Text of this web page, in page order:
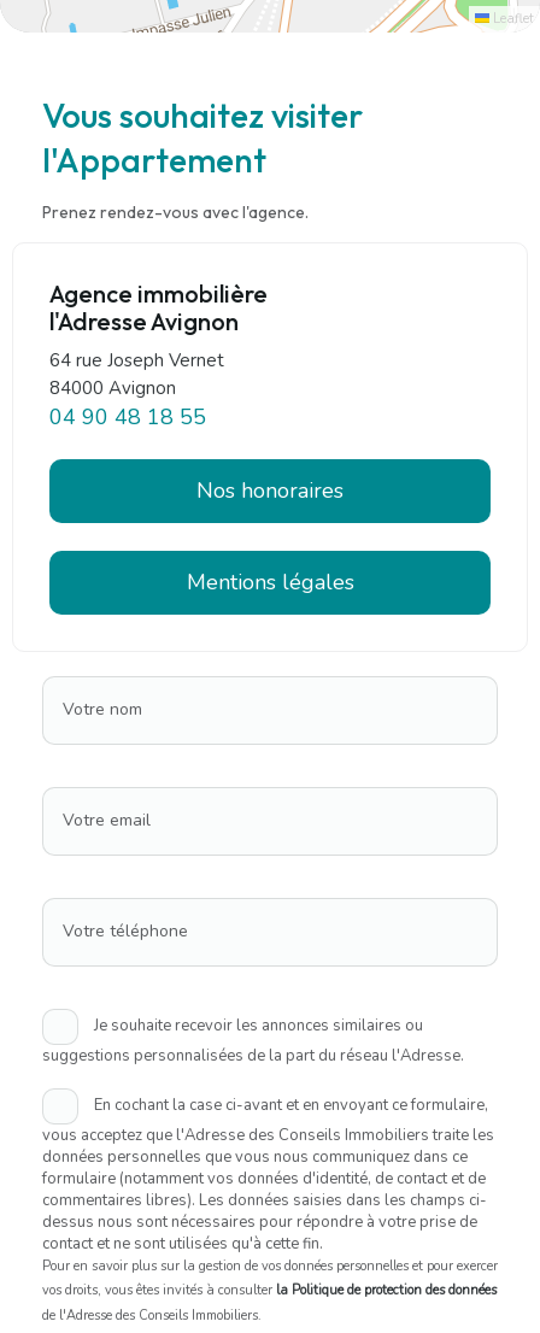
Leaflet
Vous souhaitez visiter
l'Appartement
Prenez rendez-vous avec l'agence.
Agence immobilière
l'Adresse Avignon
64 rue Joseph Vernet
84000 Avignon
04 90 48 18 55
Nos honoraires
Mentions légales
Votre nom
Votre email
Votre téléphone
Je souhaite recevoir les annonces similaires ou
suggestions personnalisées de la part du réseau l'Adresse.
En cochant la case ci-avant et en envoyant ce formulaire,
vous acceptez que l'Adresse des Conseils Immobiliers traite les
données personnelles que vous nous communiquez dans ce
formulaire (notamment vos données d'identité, de contact et de
commentaires libres). Les données saisies dans les champs ci-
dessus nous sont nécessaires pour répondre à votre prise de
contact et ne sont utilisées qu'à cette fin.
Pour en savoir plus sur la gestion de vos données personnelles et pour exercer
vos droits, vous êtes invités à consulter la Politique de protection des données
de l'Adresse des Conseils Immobiliers.